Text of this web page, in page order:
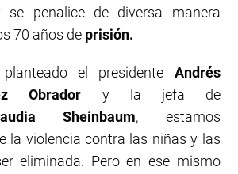
se penalice de diversa manera
70 años de prisión.
el presidente Andrés
Obrador y la jefa de
Sheinbaum, estamos
la violencia contra las niñas y las
eliminada. Pero en ese mismo